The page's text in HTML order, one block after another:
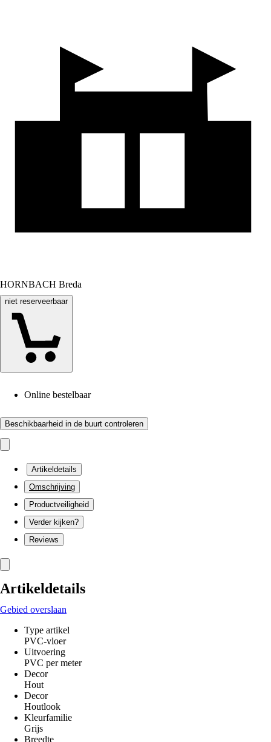
HORNBACH Breda
niet reserveerbaar
Online bestelbaar
Beschikbaarheid in de buurt controleren
Artikeldetails
Omschrijving
Productveiligheid
Verder kijken?
Reviews
Artikeldetails
Gebied overslaan
Type artikel
PVC-vloer
Uitvoering
PVC per meter
Decor
Hout
Decor
Houtlook
Kleurfamilie
Grijs
Breedte